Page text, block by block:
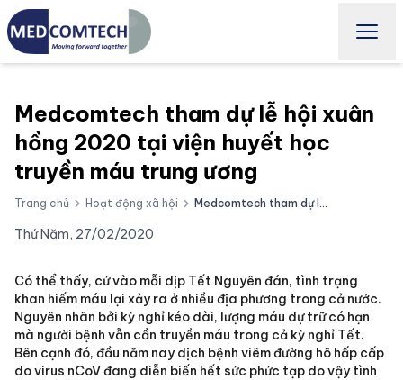
Medcomtech tham dự lễ hội xuân
hồng 2020 tại viện huyết học
truyền máu trung ương
Trang chủ Hoạt động xã hội Medcomtech tham dự lễ hội xuân hồng 2020 tại viện huyết học truyền máu trung ương
Thứ Năm, 27/02/2020
Có thể thấy, cứ vào mỗi dịp Tết Nguyên đán, tình trạng
khan hiếm máu lại xảy ra ở nhiều địa phương trong cả nước.
Nguyên nhân bởi kỳ nghỉ kéo dài, lượng máu dự trữ có hạn
mà người bệnh vẫn cần truyền máu trong cả kỳ nghỉ Tết.
Bên cạnh đó, đầu năm nay dịch bệnh viêm đường hô hấp cấp
do virus nCoV đang diễn biến hết sức phức tạp do vậy tình